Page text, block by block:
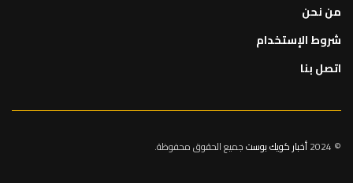
من نحن
شروط الإستخدام
اتصل بنا
© 2024 أخبار كويك بوستجميع الحقوق محفوظة.